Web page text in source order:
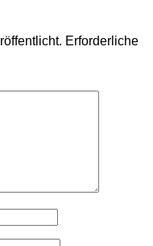
Erforderliche